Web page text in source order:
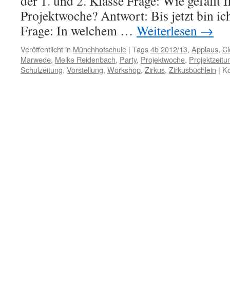
Projektwoche? Antwort: Bis jetzt bin
Frage: In welchem … Weiterlesen →
Veröffentlicht in Münchhofschule | Tags4b 2012/13, Applaus,
Marwede, Meike Reidenbach, Party, Projektwoche,
Schulzeitung, Vorstellung, Workshop, Zirkus, Zirkusbüchlein |